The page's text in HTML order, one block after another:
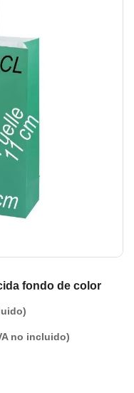
fondo de color
no incluido)